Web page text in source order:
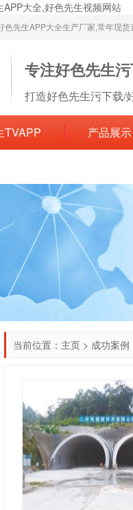
大全,好色先生视频网站
先生APP大全生产厂家,常年现
专注好色先生
打造好色先生污下载/
TVAPP 产品展示
当前位置： 主页 > 成功案例